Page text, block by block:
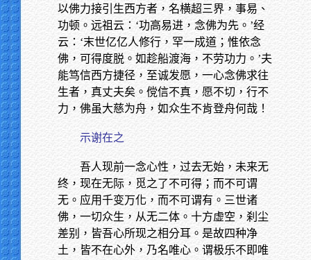
以佛力接引生西方者，名横超三界，事易、
功顿。远祖云：‘功高易进，念佛为先。’经
云：‘末世亿亿人修行，罕一成道；惟依念
佛，可得度脱。如趁船渡海，不劳功力。’夫
能笃信西方捷径，至诚发愿，一心念佛求往
生者，真丈夫矣。傥信不真，愿不切，行不
力，佛虽大慈为舟，如众生不肯登舟何哉！
示谢在之
吾人现前一念心性，过去无始，未来无
终，现在无际，觅之了不可得；而不可谓
无。应用千变万化，而不可谓有。三世诸
佛，一切众生，从无二体。十方虚空，刹尘
差别，皆吾心所现之相分耳。是故四种净
土，皆不在心外，乃名唯心。谓极乐不即唯